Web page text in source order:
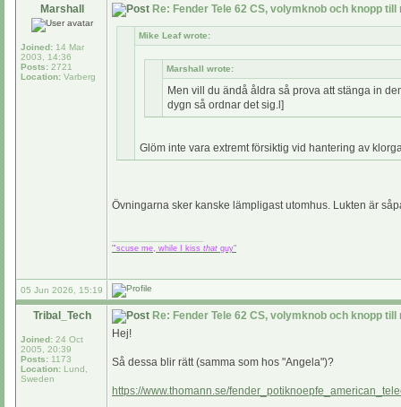
Marshall
Joined: 14 Mar
2003, 14:36
Posts: 2721
Location: Varberg
Re: Fender Tele 62 CS, volymknob och knopp
Mike Leaf wrote:
Marshall wrote:
Men vill du ändå åldra så prova att stänga in
dygn så ordnar det sig.l]
Glöm inte vara extremt försiktig vid hantering av
Övningarna sker kanske lämpligast utomhus. Lukten är
"'scuse me, while I kiss that guy"
05 Jun 2026, 15:19
Tribal_Tech
Joined: 24 Oct
2005, 20:39
Posts: 1173
Location: Lund,
Sweden
Re: Fender Tele 62 CS, volymknob och knopp
Hej!
Så dessa blir rätt (samma som hos "Angela")?
https://www.thomann.se/